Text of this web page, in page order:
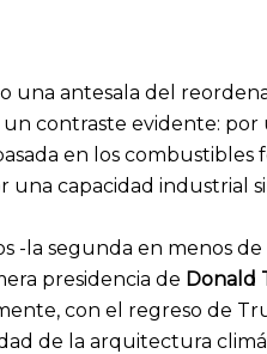
antesala del
contraste evidente: por
en los combustibles
una capacidad industrial
-la segunda en menos
presidencia de Donald
con el regreso de
de la arquitectura